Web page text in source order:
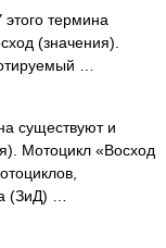
термина
(значения).
…
существуют и
Мотоцикл «Восход
(ЗиД) …